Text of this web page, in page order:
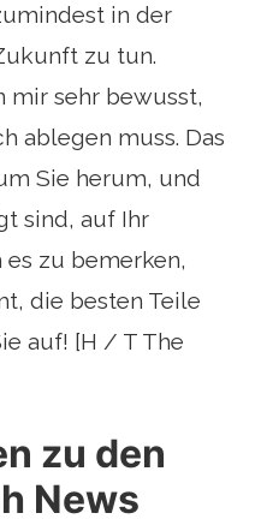
in der
zu tun.
mir sehr bewusst,
ablegen muss. Das
Sie herum, und
sind, auf Ihr
zu bemerken,
die besten Teile
auf! [H / T The
zu den
News